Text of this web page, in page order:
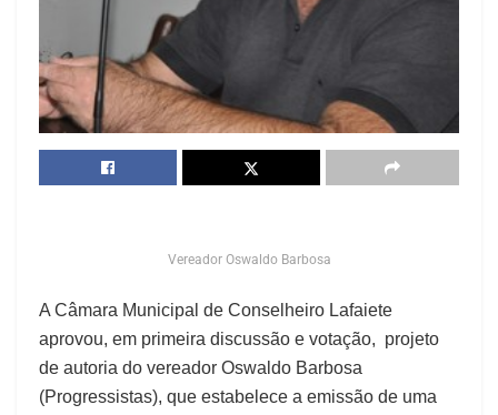
Vereador Oswaldo Barbosa
A Câmara Municipal de Conselheiro Lafaiete
aprovou, em primeira discussão e votação, projeto
de autoria do vereador Oswaldo Barbosa
(Progressistas), que estabelece a emissão de uma